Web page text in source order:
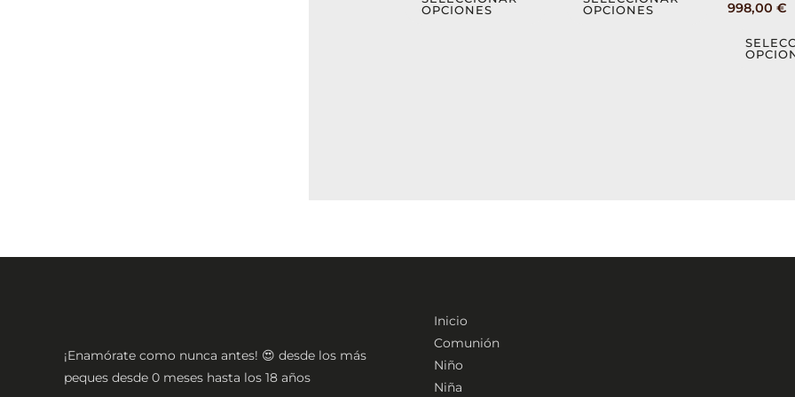
OPCIONES
OPCIONES
pueden
elegir
998,00 €
¡Enamórate como nunca antes! 😍 desde los más
peques desde 0 meses hasta los 18 años
Inicio
Comunión
Niño
Niña